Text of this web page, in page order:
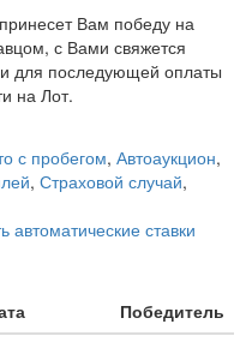
Вам победу на
с Вами свяжется
для последующей оплаты
на Лот.
с пробегом, Автоаукцион,
, Страховой случай,
автоматические ставки
Победитель